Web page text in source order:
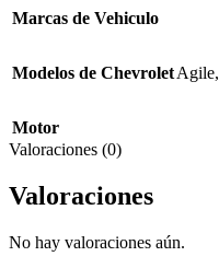
Marcas de Vehiculo
Modelos de ChevroletAgile,
Motor
Valoraciones (0)
Valoraciones
No hay valoraciones aún.